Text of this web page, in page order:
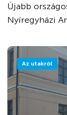
Újabb
Nyíregyházi
Az utakról